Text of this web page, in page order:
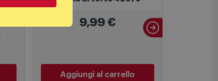
9,99 €
Aggiungi al carrello